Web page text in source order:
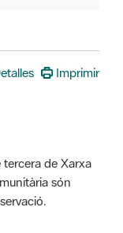
Imprimir
de Xarxa
són